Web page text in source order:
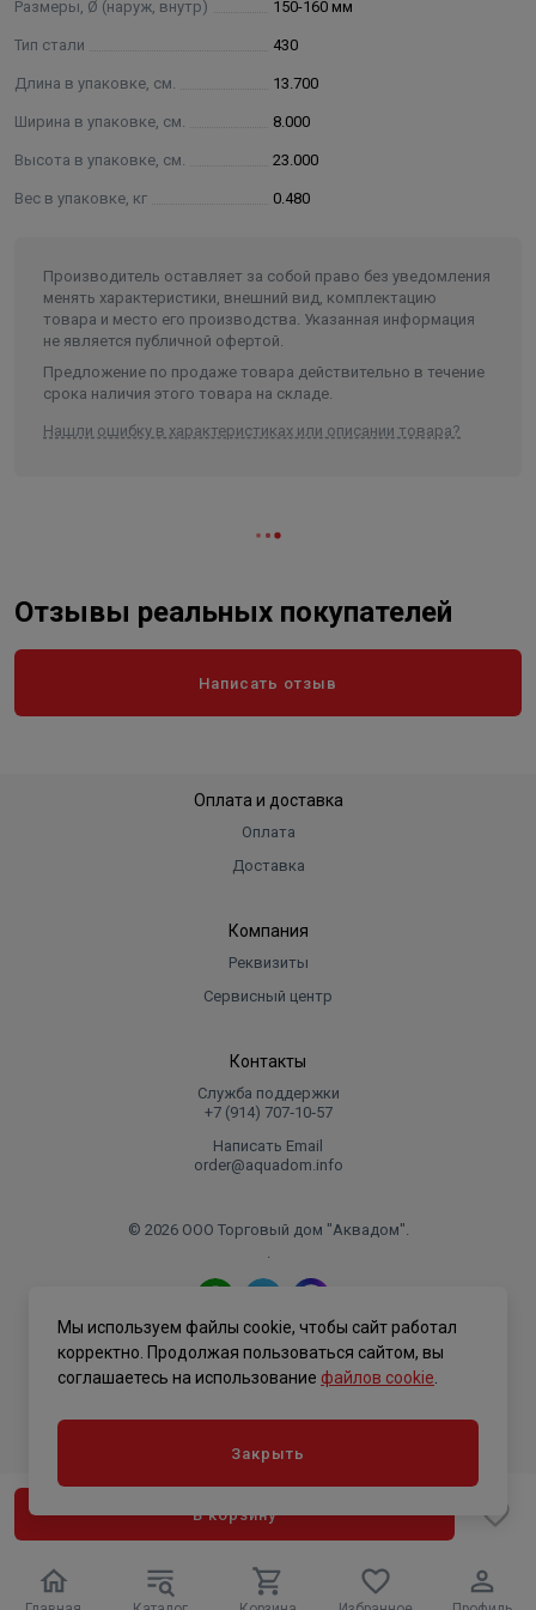
В корзину
Размеры, Ø (наруж, внутр) 150-160 мм
Тип стали 430
Длина в упаковке, см. 13.700
Ширина в упаковке, см. 8.000
Высота в упаковке, см. 23.000
Вес в упаковке, кг 0.480
Производитель оставляет за собой право без уведомления
менять характеристики, внешний вид, комплектацию
товара и место его производства. Указанная информация
не является публичной офертой.
Предложение по продаже товара действительно в течение
срока наличия этого товара на складе.
Нашли ошибку в характеристиках или описании товара?
Отзывы реальных покупателей
Написать отзыв
Оплата и доставка
Оплата
Доставка
Компания
Реквизиты
Сервисный центр
Контакты
Служба поддержки
+7 (914) 707‑10‑57
Написать Email
order@aquadom.info
© 2026 ООО Торговый дом "Аквадом".
.
Политика конфиденциальности
Мы используем файлы cookie, чтобы сайт работал
корректно. Продолжая пользоваться сайтом, вы
соглашаетесь на использование файлов cookie
Закрыть